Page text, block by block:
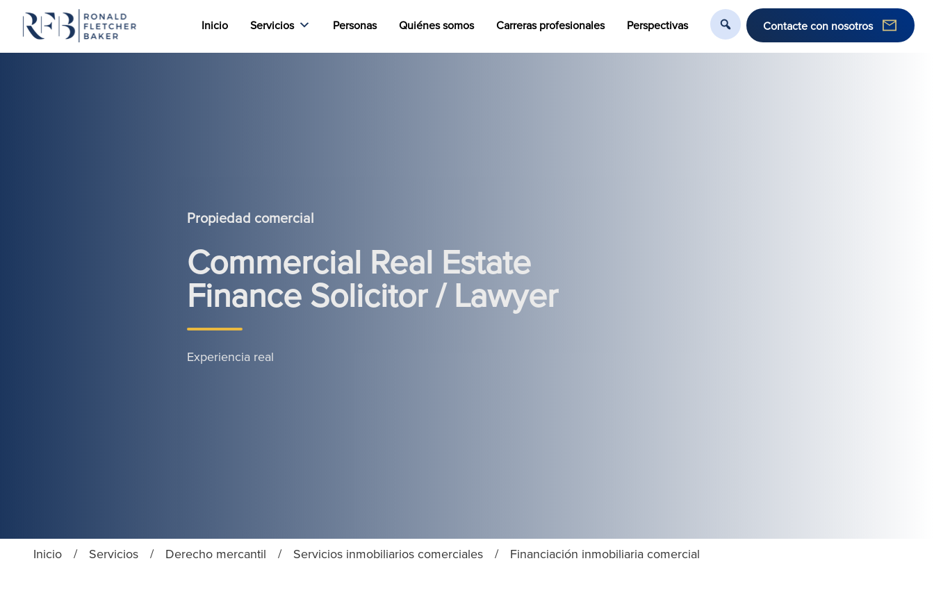
Inicio Servicios Personas Quiénes somos Carreras profesionales Perspectivas Contacte con nosotros
Propiedad comercial
Commercial Real Estate
Finance Solicitor / Lawyer
Experiencia real
Inicio / Servicios / Derecho mercantil / Servicios inmobiliarios comerciales / Financiación inmobiliaria comercial